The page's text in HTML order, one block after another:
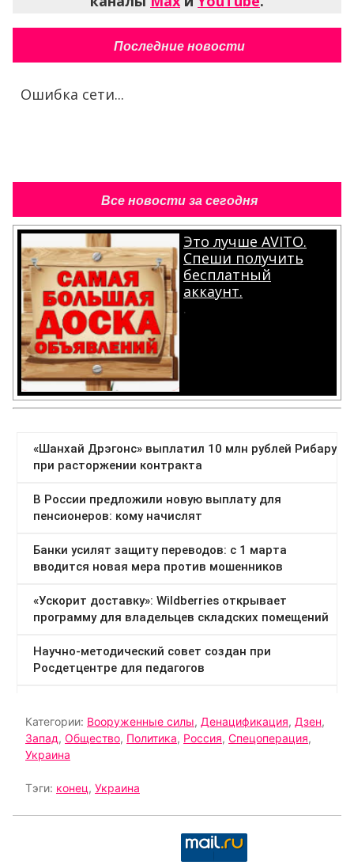
Последние новости
Ошибка сети...
Все новости за сегодня
Это лучше AVITO.
Спеши получить
бесплатный
аккаунт.
.
Категории: Вооруженные силы, Денацификация, Дзен,
Запад, Общество, Политика, Россия, Спецоперация,
Украина
Тэги: конец, Украина